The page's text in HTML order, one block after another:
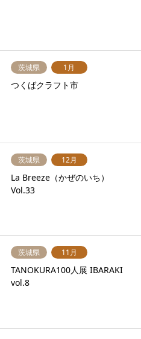
茨城県 1月
つくばクラフト市
茨城県 12月
La Breeze（かぜのいち）
Vol.33
茨城県 11月
TANOKURA100人展 IBARAKI
vol.8